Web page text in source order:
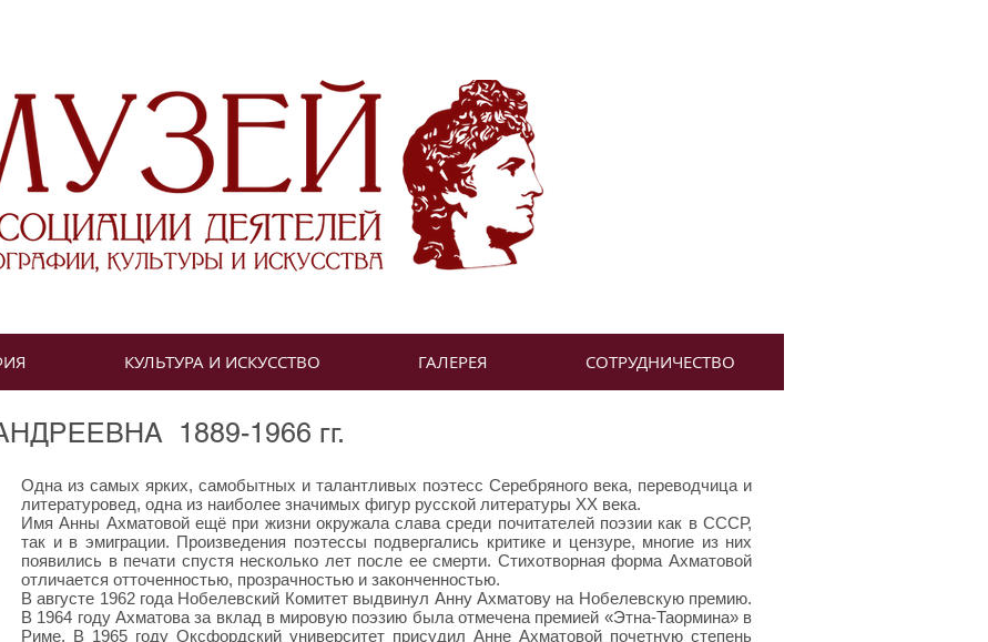
КУЛЬТУРА И ИСКУССТВО ГАЛЕРЕЯ СОТРУДНИЧЕСТВО
1889-1966 гг.
Одна из самых ярких, самобытных и талантливых поэтесс Серебряного века, переводчица и
литературовед, одна из наиболее значимых фигур русской литературы XX века.
Имя Анны Ахматовой ещё при жизни окружала слава среди почитателей поэзии как в СССР,
так и в эмиграции. Произведения поэтессы подвергались критике и цензуре, многие из них
появились в печати спустя несколько лет после ее смерти. Стихотворная форма Ахматовой
отличается отточенностью, прозрачностью и законченностью.
В августе 1962 года Нобелевский Комитет выдвинул Анну Ахматову на Нобелевскую премию.
В 1964 году Ахматова за вклад в мировую поэзию была отмечена премией «Этна-Таормина» в
Риме. В 1965 году Оксфордский университет присудил Анне Ахматовой почетную степень